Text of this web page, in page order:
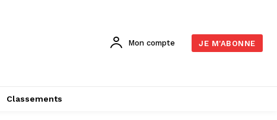
Mon compte JE M'ABONNE
Classements